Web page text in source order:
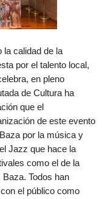
la calidad de la
por el talento local,
en pleno
de Cultura ha
que el
de este evento
por la música y
Jazz que hace la
como el de la
Todos han
el público como